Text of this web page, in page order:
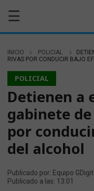
☰
INICIO POLICIAL
RIVAS POR CONDUCIR BAJO
POLICIAL
Detienen a
gabinete
por
del alcohol
Publicado por: Equipo
Publicado a las: 13:01